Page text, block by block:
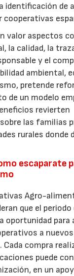
identificación de
cooperativas
valor aspectos
la calidad, la
y el
ambiental,
pretende
de un modelo
revierten
las familias
rurales donde
escaparate
Agro-
que el
oportunidad para
a nuevos
Cada compra
puede
en un